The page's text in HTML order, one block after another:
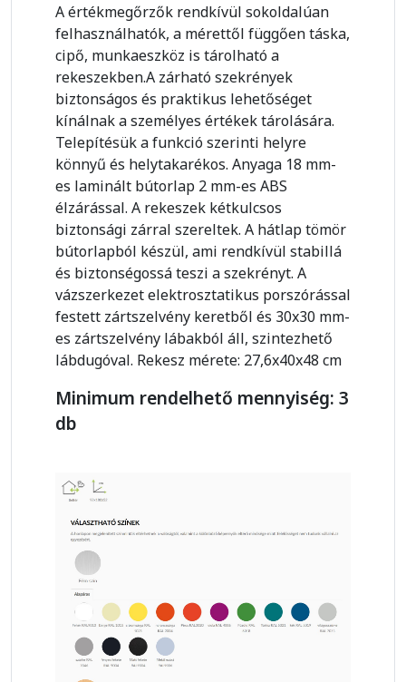
A értékmegőrzők rendkívül sokoldalúan
felhasználhatók, a mérettől függően táska,
cipő, munkaeszköz is tárolható a
rekeszekben.A zárható szekrények
biztonságos és praktikus lehetőséget
kínálnak a személyes értékek tárolására.
Telepítésük a funkció szerinti helyre
könnyű és helytakarékos. Anyaga 18 mm-
es laminált bútorlap 2 mm-es ABS
élzárással. A rekeszek kétkulcsos
biztonsági zárral szereltek. A hátlap tömör
bútorlapból készül, ami rendkívül stabillá
és biztonségossá teszi a szekrényt. A
vázszerkezet elektrosztatikus porszórással
festett zártszelvény keretből és 30x30 mm-
es zártszelvény lábakból áll, szintezhető
lábdugóval. Rekesz mérete: 27,6x40x48 cm
Minimum rendelhető mennyiség: 3
db